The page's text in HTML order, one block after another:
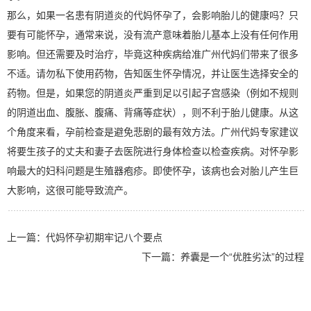
那么，如果一名患有阴道炎的代妈怀孕了，会影响胎儿的健康吗？只
要有可能怀孕，通常来说，没有流产意味着胎儿基本上没有任何作用
影响。但还需要及时治疗，毕竟这种疾病给准广州代妈们带来了很多
不适。请勿私下使用药物，告知医生怀孕情况，并让医生选择安全的
药物。但是，如果您的阴道炎严重到足以引起子宫感染（例如不规则
的阴道出血、腹胀、腹痛、背痛等症状），则不利于胎儿健康。从这
个角度来看，孕前检查是避免悲剧的最有效方法。广州代妈专家建议
将要生孩子的丈夫和妻子去医院进行身体检查以检查疾病。对怀孕影
响最大的妇科问题是生殖器疱疹。即使怀孕，该病也会对胎儿产生巨
大影响，这很可能导致流产。
上一篇： 代妈怀孕初期牢记八个要点
下一篇： 养囊是一个“优胜劣汰”的过程